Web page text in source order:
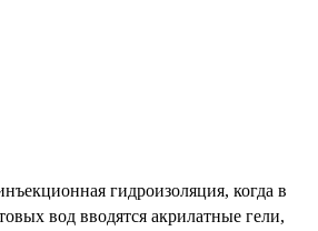
гидроизоляция, когда в
вод вводятся акрилатные гели,